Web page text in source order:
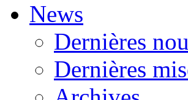
News
Dernières
Dernières